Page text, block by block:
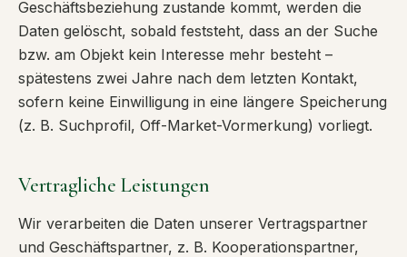
Geschäftsbeziehung zustande kommt, werden die
Daten gelöscht, sobald feststeht, dass an der Suche
bzw. am Objekt kein Interesse mehr besteht –
spätestens zwei Jahre nach dem letzten Kontakt,
sofern keine Einwilligung in eine längere Speicherung
(z. B. Suchprofil, Off-Market-Vormerkung) vorliegt.
Vertragliche Leistungen
Wir verarbeiten die Daten unserer Vertragspartner
und Geschäftspartner, z. B. Kooperationspartner,